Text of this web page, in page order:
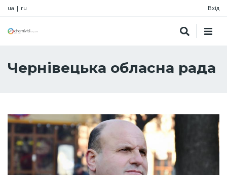
ua | ru Вхід
Чернівецька обласна рада